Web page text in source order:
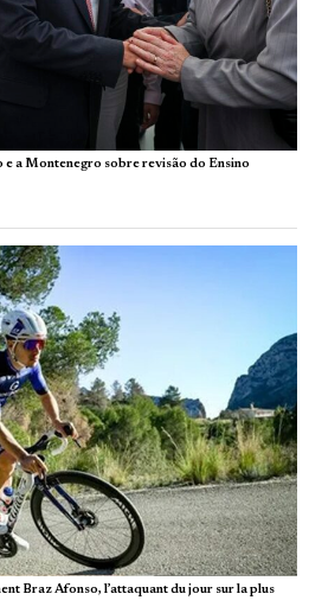
e a Montenegro sobre revisão do Ensino
Braz Afonso, l’attaquant du jour sur la plus